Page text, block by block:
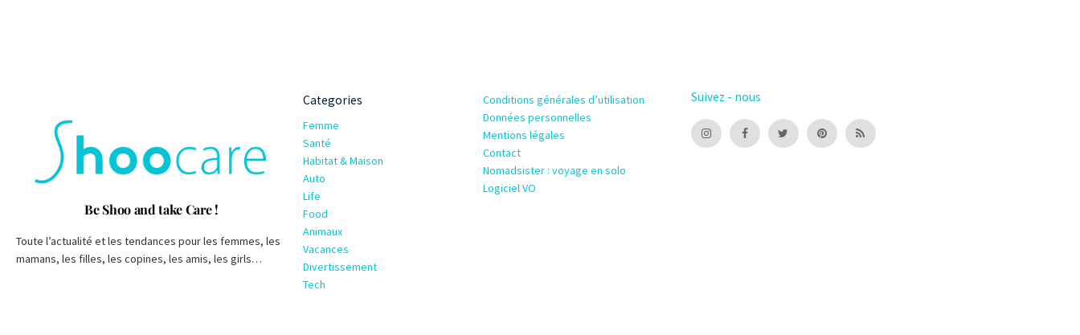
Be Shoo and take Care !
Toute l’actualité et les tendances pour les femmes, les
mamans, les filles, les copines, les amis, les girls…
Categories
Femme
Santé
Habitat & Maison
Auto
Life
Food
Animaux
Vacances
Divertissement
Tech
Conditions générales d’utilisation
Données personnelles
Mentions légales
Contact
Nomadsister : voyage en solo
Logiciel VO
Suivez - nous